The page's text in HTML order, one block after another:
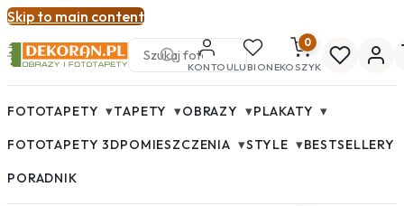
Skip to main content
KONTOULUBIONE
0
KOSZYK
FOTOTAPETY ▾TAPETY ▾OBRAZY ▾PLAKATY ▾
FOTOTAPETY 3DPOMIESZCZENIA ▾STYLE ▾BESTSELLERY
PORADNIK